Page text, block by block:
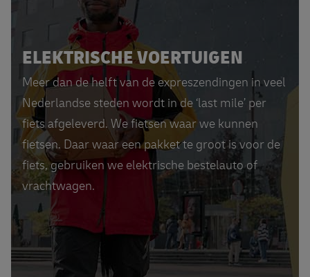
ELEKTRISCHE VOERTUIGEN
Meer dan de helft van de expreszendingen in veel
Nederlandse steden wordt in de ‘last mile’ per
fiets afgeleverd. We fietsen waar we kunnen
fietsen. Daar waar een pakket te groot is voor de
fiets, gebruiken we elektrische bestelauto of
vrachtwagen.